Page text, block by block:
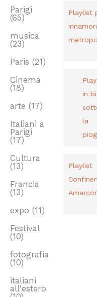
Playlist
in
la
Playlist
Parigi
(65)
musica
(23)
Paris(21)
Cinema
(18)
arte(17)
Italiani a
Parigi
(17)
Cultura
(13)
Francia
(13)
expo(11)
Festival
(10)
fotografia
(10)
italiani
all'estero